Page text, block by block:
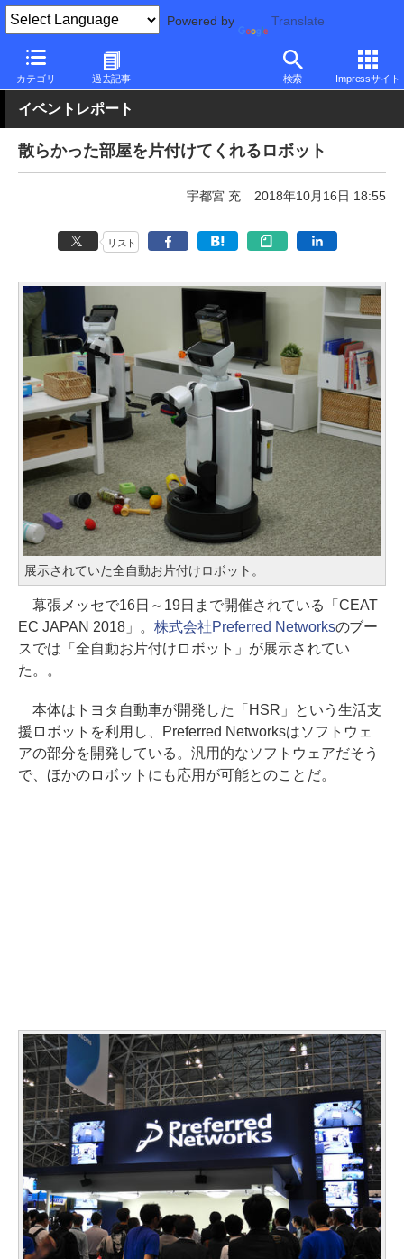
Powered by Translate
カテゴリ 過去記事 検索 Impressサイト
PC Watch イベント 2018
イベントレポート
散らかった部屋を片付けてくれるロボット
宇都宮 充 2018年10月16日 18:55
リスト
展示されていた全自動お片付けロボット。
幕張メッセで16日～19日まで開催されている「CEAT
EC JAPAN 2018」。 株式会社Preferred Networksのブー
スでは「全自動お片付けロボット」が展示されてい
た。。
本体はトヨタ自動車が開発した「HSR」という生活支
援ロボットを利用し、Preferred Networksはソフトウェ
アの部分を開発している。汎用的なソフトウェアだそう
で、ほかのロボットにも応用が可能とのことだ。